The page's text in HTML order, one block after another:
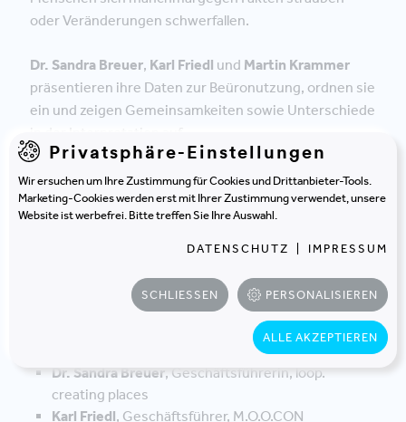
oder Veränderungen schwerfallen.
Dr. Sandra Breuer, Karl Friedl und Martin Krammer
präsentieren ihre Daten zur Beüronutzung, ordnen sie
ein und zeigen Gemeinsamkeiten sowie Unterschiede
JETZT ANMELDEN
Dr. Sandra Breuer, Geschäftsführerin, loop.
creating places
Karl Friedl, Geschäftsführer, M.O.O.CON
Privatsphäre-Einstellungen
Wir ersuchen um Ihre Zustimmung für Cookies und Drittanbieter-Tools.
Marketing-Cookies werden erst mit Ihrer Zustimmung verwendet, unsere
Website ist werbefrei. Bitte treffen Sie Ihre Auswahl.
DATENSCHUTZ IMPRESSUM
SCHLIESSEN PERSONALISIEREN
ALLE AKZEPTIEREN